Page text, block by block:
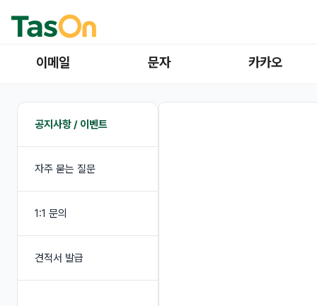
이메일 문자 카카오
공지사항 / 이벤트
자주 묻는 질문
1:1 문의
견적서 발급